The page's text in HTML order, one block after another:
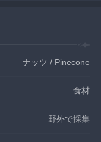
ナッツ / Pinecone
食材
野外で採集